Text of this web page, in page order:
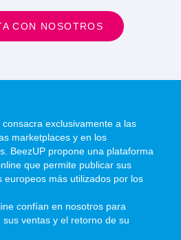
CON NOSOTROS
exclusivamente a las
marketplaces y en los
BeezUP propone una plataforma
que permite publicar sus
europeos más utilizados por los
confían en nosotros para
ventas y el retorno de su